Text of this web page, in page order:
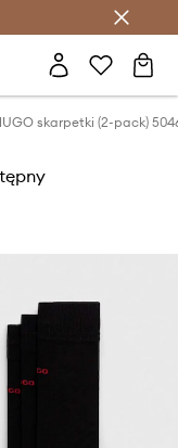
skarpetki (2-pack)